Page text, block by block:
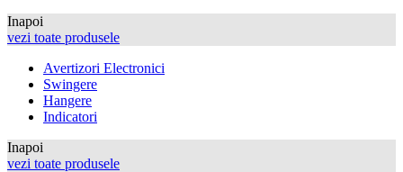
Inapoi
vezi toate produsele
Avertizori Electronici
Swingere
Hangere
Indicatori
Inapoi
vezi toate produsele